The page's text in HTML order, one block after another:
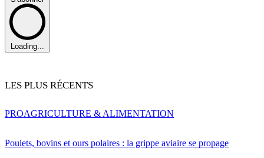
Loading...
LES PLUS RÉCENTS
Poulets, bovins et ours polaires : la grippe aviaire se propage
PROAGRICULTURE & ALIMENTATION